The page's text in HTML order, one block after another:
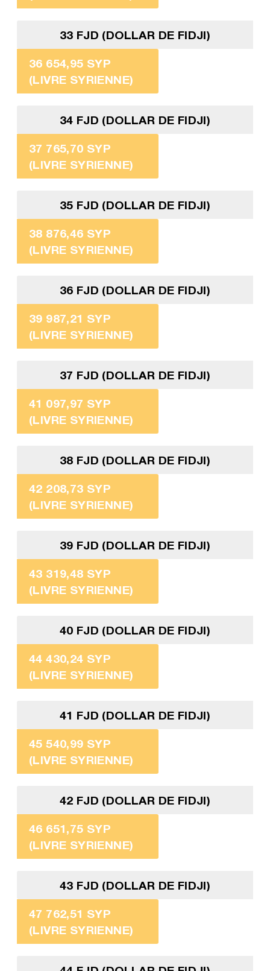
33 FJD (DOLLAR DE FIDJI)
36 654,95 SYP
(LIVRE SYRIENNE)
34 FJD (DOLLAR DE FIDJI)
37 765,70 SYP
(LIVRE SYRIENNE)
35 FJD (DOLLAR DE FIDJI)
38 876,46 SYP
(LIVRE SYRIENNE)
36 FJD (DOLLAR DE FIDJI)
39 987,21 SYP
(LIVRE SYRIENNE)
37 FJD (DOLLAR DE FIDJI)
41 097,97 SYP
(LIVRE SYRIENNE)
38 FJD (DOLLAR DE FIDJI)
42 208,73 SYP
(LIVRE SYRIENNE)
39 FJD (DOLLAR DE FIDJI)
43 319,48 SYP
(LIVRE SYRIENNE)
40 FJD (DOLLAR DE FIDJI)
44 430,24 SYP
(LIVRE SYRIENNE)
41 FJD (DOLLAR DE FIDJI)
45 540,99 SYP
(LIVRE SYRIENNE)
42 FJD (DOLLAR DE FIDJI)
46 651,75 SYP
(LIVRE SYRIENNE)
43 FJD (DOLLAR DE FIDJI)
47 762,51 SYP
(LIVRE SYRIENNE)